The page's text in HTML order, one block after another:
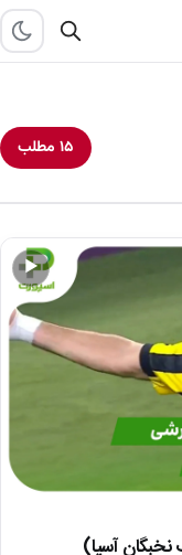
۱۵ مطلب
▶